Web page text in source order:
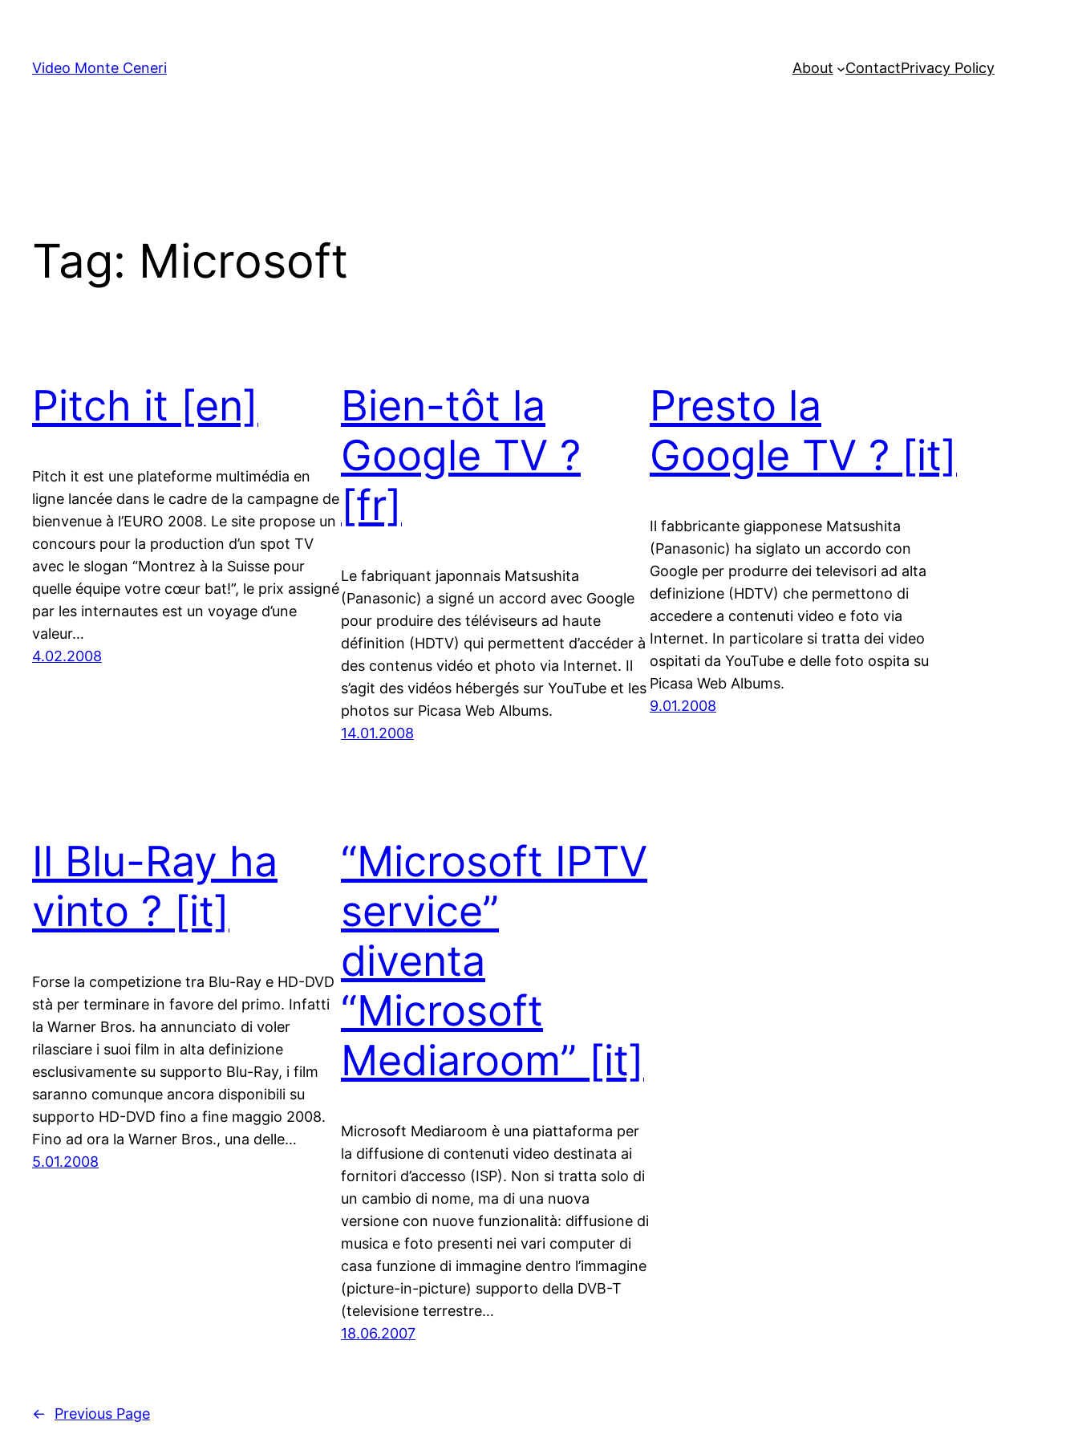
content
Video Monte Ceneri About ContactPrivacy Policy
Tag: Microsoft
Pitch it [en]
Pitch it est une plateforme multimédia en
ligne lancée dans le cadre de la campagne de
bienvenue à l’EURO 2008. Le site propose un
concours pour la production d’un spot TV
avec le slogan “Montrez à la Suisse pour
quelle équipe votre cœur bat!”, le prix assigné
par les internautes est un voyage d’une
valeur…
4.02.2008
Bien-tôt la
Google TV ?
[fr]
Le fabriquant japonnais Matsushita
(Panasonic) a signé un accord avec Google
pour produire des téléviseurs ad haute
définition (HDTV) qui permettent d’accéder à
des contenus vidéo et photo via Internet. Il
s’agit des vidéos hébergés sur YouTube et les
photos sur Picasa Web Albums.
14.01.2008
Presto la
Google TV ? [it]
Il fabbricante giapponese Matsushita
(Panasonic) ha siglato un accordo con
Google per produrre dei televisori ad alta
definizione (HDTV) che permettono di
accedere a contenuti video e foto via
Internet. In particolare si tratta dei video
ospitati da YouTube e delle foto ospita su
Picasa Web Albums.
9.01.2008
Il Blu-Ray ha
vinto ? [it]
Forse la competizione tra Blu-Ray e HD-DVD
stà per terminare in favore del primo. Infatti
la Warner Bros. ha annunciato di voler
rilasciare i suoi film in alta definizione
esclusivamente su supporto Blu-Ray, i film
saranno comunque ancora disponibili su
supporto HD-DVD fino a fine maggio 2008.
Fino ad ora la Warner Bros., una delle…
5.01.2008
“Microsoft IPTV
service”
diventa
“Microsoft
Mediaroom” [it]
Microsoft Mediaroom è una piattaforma per
la diffusione di contenuti video destinata ai
fornitori d’accesso (ISP). Non si tratta solo di
un cambio di nome, ma di una nuova
versione con nuove funzionalità: diffusione di
musica e foto presenti nei vari computer di
casa funzione di immagine dentro l’immagine
(picture-in-picture) supporto della DVB-T
(televisione terrestre…
18.06.2007
← Previous Page